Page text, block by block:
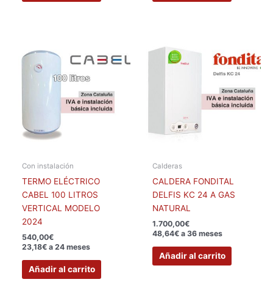
Con instalación
TERMO ELÉCTRICO
CABEL 100 LITROS
VERTICAL MODELO
2024
540,00€
23,18€ a 24 meses
Añadir al carrito
Calderas
CALDERA FONDITAL
DELFIS KC 24 A GAS
NATURAL
1.700,00€
48,64€ a 36 meses
Añadir al carrito